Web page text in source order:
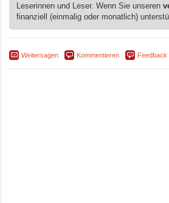
Leserinnen und Leser. Wenn Sie unseren
finanziell (einmalig oder monatlich)
Weitersagen Kommentieren Feedback